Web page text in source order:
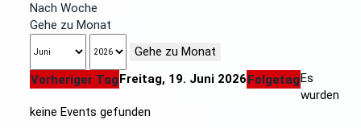
Nach Woche
Gehe zu Monat
Gehe zu Monat
Vorheriger Tag Freitag, 19. Juni 2026 Folgetag Es
wurden
keine Events gefunden